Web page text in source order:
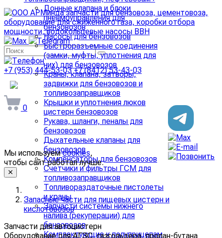
+7 (953) 444-53-03 +7 (8412) 53-43-03
arminda58@mail.ru
0
Донные клапана и блоки
пневмоуправления для
бензовозов
Насосы для бензовозов
Быстроразъемные соединения
(замки, муфты, уплотнения для
них) для бензовозов
Краны, клапана, затворы,
задвижки для бензовозов и
топливозаправщиков
Крышки и уплотнения люков
цистерн бензовозов
Рукава, шланги, пеналы для
бензовозов
Дыхательные клапаны для
бензовозов
Компенсаторы для бензовозов
Счетчики и фильтры ГСМ для
топливозаправщиков
Топливораздаточные пистолеты
и краны
Запчасти системы нижнего
налива (рекуперации) для
бензовозов
Комплектующие к полуприцепам
Мы используемcookies,
чтобы сайт работал лучше.
Запасные части для пищевых цистерн и
кислотовозов
Запчасти для автоцистерн
Оборудование для АГЗС, газгольдера, пропан-бутана